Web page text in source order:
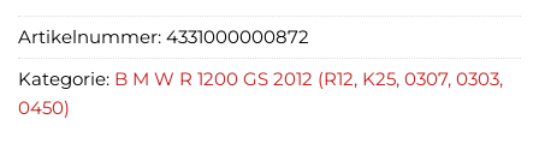
Artikelnummer: 4331000000872
Kategorie: B M W R 1200 GS 2012 (R12, K25, 0307, 0303,
0450)